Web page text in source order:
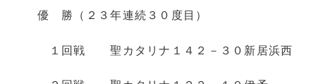
優 勝（２３年連続３０度目）
１回戦 聖カタリナ１４２－３０新居浜西